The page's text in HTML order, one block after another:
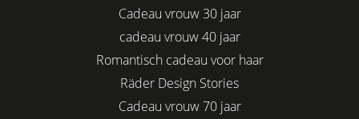
Cadeau vrouw 30 jaar
cadeau vrouw 40 jaar
Romantisch cadeau voor haar
Räder Design Stories
Cadeau vrouw 70 jaar